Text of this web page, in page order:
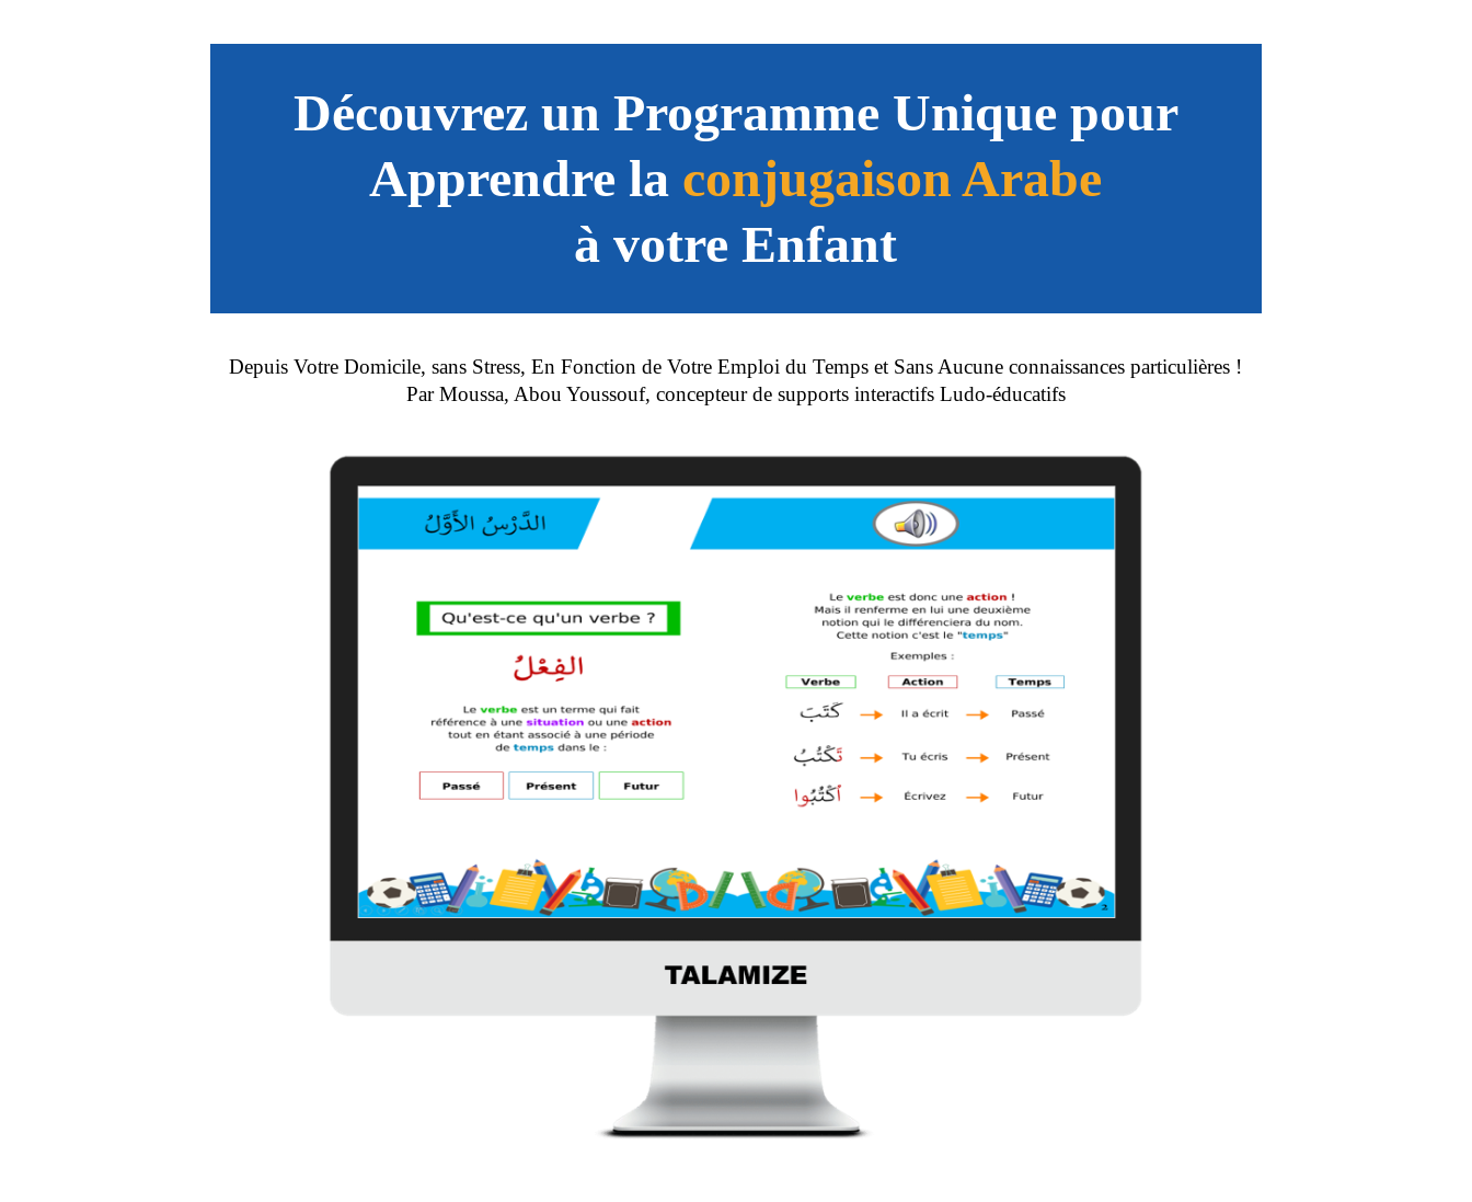
Découvrez un Programme Unique pour
Apprendre la conjugaison Arabe
à votre Enfant
Depuis Votre Domicile, sans Stress, En Fonction de Votre Emploi du Temps et Sans Aucune connaissances particulières !
Par Moussa, Abou Youssouf, concepteur de supports interactifs Ludo-éducatifs